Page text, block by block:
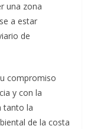
una zona
a estar
de
compromiso
y con la
tanto la
de la costa